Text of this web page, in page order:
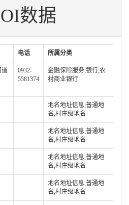
数据
电话 所属分类
道
0932-
5581374
金融保险服务;银行;农
村商业银行
地名地址信息;普通地
名;村庄级地名
地名地址信息;普通地
名;村庄级地名
地名地址信息;普通地
名;村庄级地名
地名地址信息;普通地
名;村庄级地名